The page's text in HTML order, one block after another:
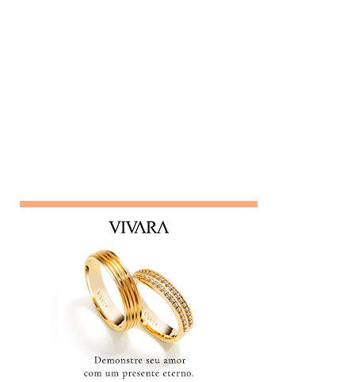
e está sempre metida em confusões. Colegas assim
raramente contribuem para a equipe - mantenha distância e
foque no seu trabalho. Impac...